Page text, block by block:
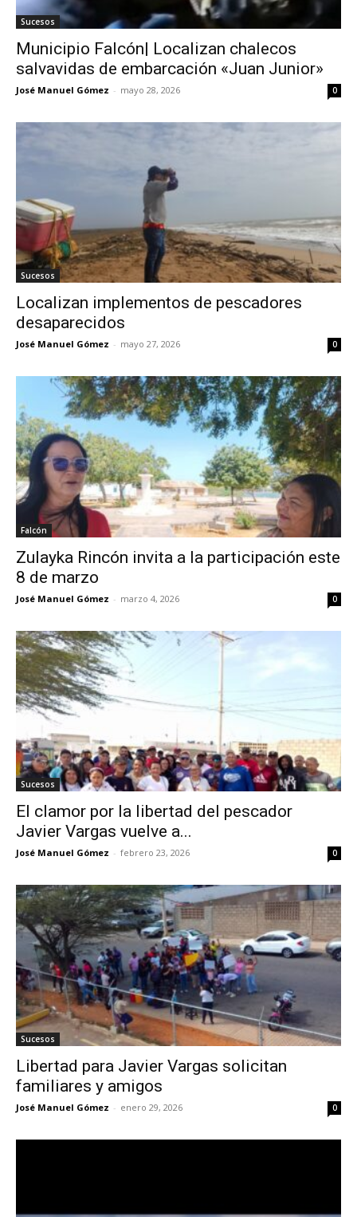
Sucesos
Municipio Falcón| Localizan chalecos
salvavidas de embarcación «Juan Junior»
José Manuel Gómez - mayo 28, 2026 0
Sucesos
Localizan implementos de pescadores
desaparecidos
José Manuel Gómez - mayo 27, 2026 0
Falcón
Zulayka Rincón invita a la participación este
8 de marzo
José Manuel Gómez - marzo 4, 2026 0
Sucesos
El clamor por la libertad del pescador
Javier Vargas vuelve a...
José Manuel Gómez - febrero 23, 2026 0
Sucesos
Libertad para Javier Vargas solicitan
familiares y amigos
José Manuel Gómez - enero 29, 2026 0